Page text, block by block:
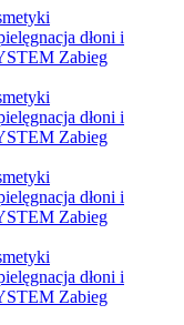
dłoni i
Zabieg
dłoni i
Zabieg
dłoni i
Zabieg
dłoni i
Zabieg